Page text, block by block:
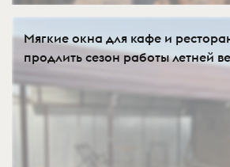
Мягкие окна для кафе и
продлить сезон работы летней